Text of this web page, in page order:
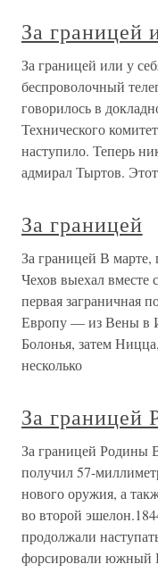
За границей
За границей или у
беспроволочный
говорилось в
Технического
наступило. Теперь
адмирал Тыртов.
За границей
За границей В
Чехов выехал вместе
первая заграничная
Европу — из Вены в
Болонья, затем
несколько
За границей
За границей Родины
получил 57-
нового оружия, а
во второй
продолжали
форсировали южный